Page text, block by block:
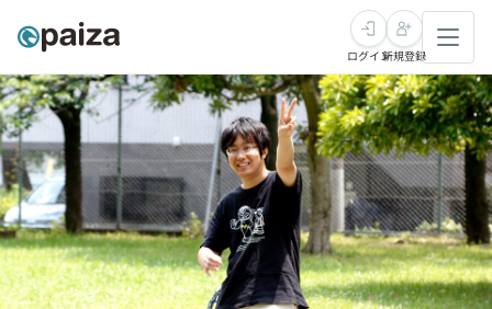
転職・キャリア
求人検索
インタビュー
転職成功ガイド
未経験転職
求人検索
インタビュー
新卒就活
求人検索
学習
ログイン新規登録